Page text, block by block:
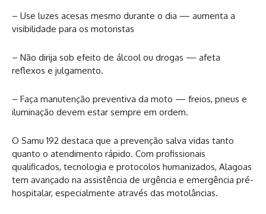
– Use luzes acesas mesmo durante o dia — aumenta a
visibilidade para os motoristas
– Não dirija sob efeito de álcool ou drogas — afeta
reflexos e julgamento.
– Faça manutenção preventiva da moto — freios, pneus e
iluminação devem estar sempre em ordem.
O Samu 192 destaca que a prevenção salva vidas tanto
quanto o atendimento rápido. Com profissionais
qualificados, tecnologia e protocolos humanizados, Alagoas
tem avançado na assistência de urgência e emergência pré-
hospitalar, especialmente através das motolâncias.